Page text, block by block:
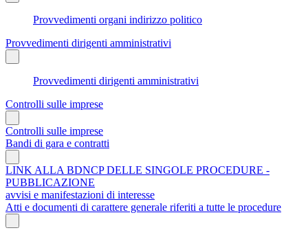
Provvedimenti organi indirizzo politico
Provvedimenti dirigenti amministrativi
Provvedimenti dirigenti amministrativi
Controlli sulle imprese
Controlli sulle imprese
Bandi di gara e contratti
LINK ALLA BDNCP DELLE SINGOLE PROCEDURE -
PUBBLICAZIONE
avvisi e manifestazioni di interesse
Atti e documenti di carattere generale riferiti a tutte le procedure